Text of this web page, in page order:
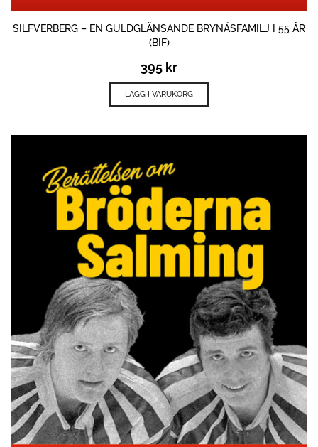
SILFVERBERG – EN GULDGLÄNSANDE BRYNÄSFAMILJ I 55 ÅR
(BIF)
395 kr
LÄGG I VARUKORG